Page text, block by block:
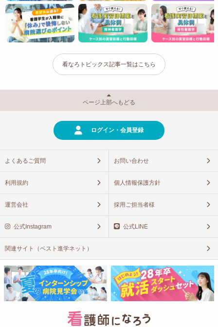
看なろトピックス記事一覧はこちら
ページ上部へもどる
ログイン・会員登録
よくあるご質問 お問い合わせ
利用規約 個人情報保護方針
運営会社 採用ご担当者様
公式Instagram 公式LINE
関連サイト（ベスト進学ネット）